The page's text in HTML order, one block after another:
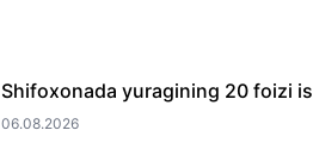
Shifoxonada yuragining 20 foizi
06.08.2026